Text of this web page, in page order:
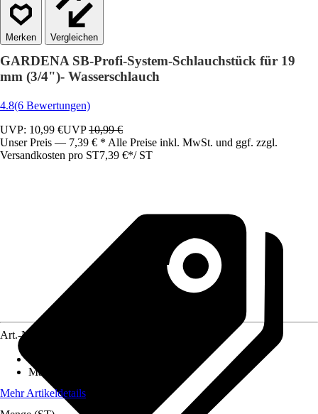
Vergleichen
GARDENA SB-Profi-System-Schlauchstück für 19
mm (3/4")- Wasserschlauch
4.8(6 Bewertungen)
UVP: 10,99 €UVP10,99 €
Unser Preis — 7,39 € * Alle Preise inkl. MwSt. und ggf. zzgl.
Versandkosten pro ST7,39 €*/ ST
Art.-Nr.
Material
Mehr Artikeldetails